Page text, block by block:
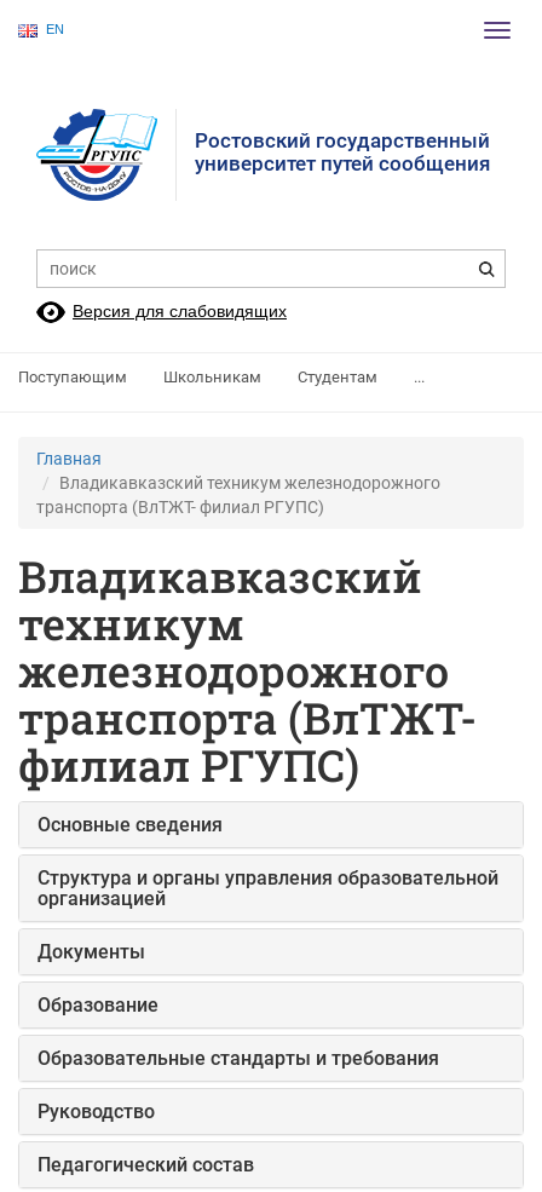
EN
Ростовский государственный
университет путей сообщения
Версия для слабовидящих
Поступающим Школьникам Студентам ...
Главная
Владикавказский техникум железнодорожного
транспорта (ВлТЖТ- филиал РГУПС)
Владикавказский
техникум
железнодорожного
транспорта (ВлТЖТ-
филиал РГУПС)
Основные сведения
Структура и органы управления образовательной
организацией
Документы
Образование
Образовательные стандарты и требования
Руководство
Педагогический состав